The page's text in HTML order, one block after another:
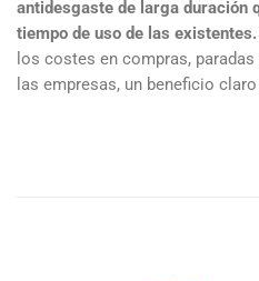
antidesgaste de larga duración
tiempo de uso de las existentes.
los costes en compras,
las empresas, un beneficio